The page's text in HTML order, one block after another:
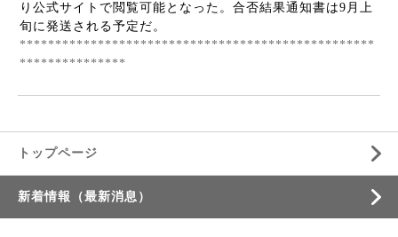
り公式サイトで閲覧可能となった。合否結果通知書は9 月上
旬に発送される予定だ。
**************************************************
***************
トップページ
新着情報（最新消息）